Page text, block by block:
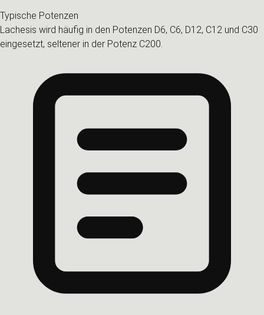
Typische Potenzen
Lachesis wird häufig in den Potenzen D6, C6, D12, C12 und C30
eingesetzt, seltener in der Potenz C200.